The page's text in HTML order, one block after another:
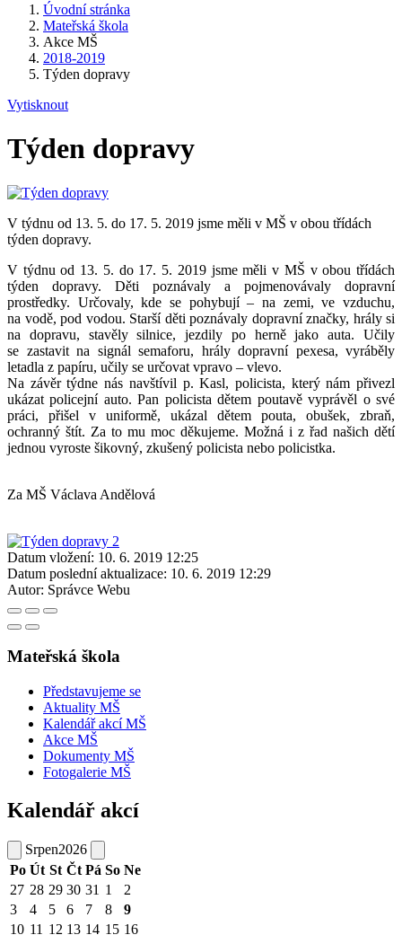
Úvodní stránka
Mateřská škola
Akce MŠ
2018-2019
Týden dopravy
Vytisknout
Týden dopravy
V týdnu od 13. 5. do 17. 5. 2019 jsme měli v MŠ v obou třídách
týden dopravy.
V týdnu od 13. 5. do 17. 5. 2019 jsme měli v MŠ v obou třídách
týden dopravy. Děti poznávaly a pojmenovávaly dopravní
prostředky. Určovaly, kde se pohybují – na zemi, ve vzduchu,
na vodě, pod vodou. Starší děti poznávaly dopravní značky, hrály si
na dopravu, stavěly silnice, jezdily po herně jako auta. Učily
se zastavit na signál semaforu, hrály dopravní pexesa, vyráběly
letadla z papíru, učily se určovat vpravo – vlevo.
Na závěr týdne nás navštívil p. Kasl, policista, který nám přivezl
ukázat policejní auto. Pan policista dětem poutavě vyprávěl o své
práci, přišel v uniformě, ukázal dětem pouta, obušek, zbraň,
ochranný štít. Za to mu moc děkujeme. Možná i z řad našich dětí
jednou vyroste šikovný, zkušený policista nebo policistka.
Za MŠ Václava Andělová
Datum vložení: 10. 6. 2019 12:25
Datum poslední aktualizace: 10. 6. 2019 12:29
Autor: Správce Webu
Mateřská škola
Představujeme se
Aktuality MŠ
Kalendář akcí MŠ
Akce MŠ
Dokumenty MŠ
Fotogalerie MŠ
Kalendář akcí
Srpen2026
Po Út St Čt Pá So Ne
27 28 29 30 31 1
2
3
4 5 6 7 8
9
10 11 12 13 14 15 16